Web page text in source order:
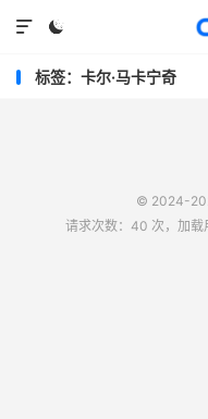


标签：卡尔·马卡宁奇
© 2024-
请求次数：40 次，加